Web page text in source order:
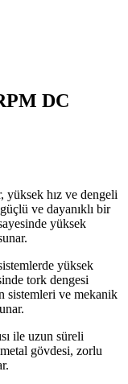
DC
hız ve dengeli
ve dayanıklı bir
yüksek
yüksek
tork dengesi
sistemleri ve mekanik
ile uzun süreli
gövdesi, zorlu